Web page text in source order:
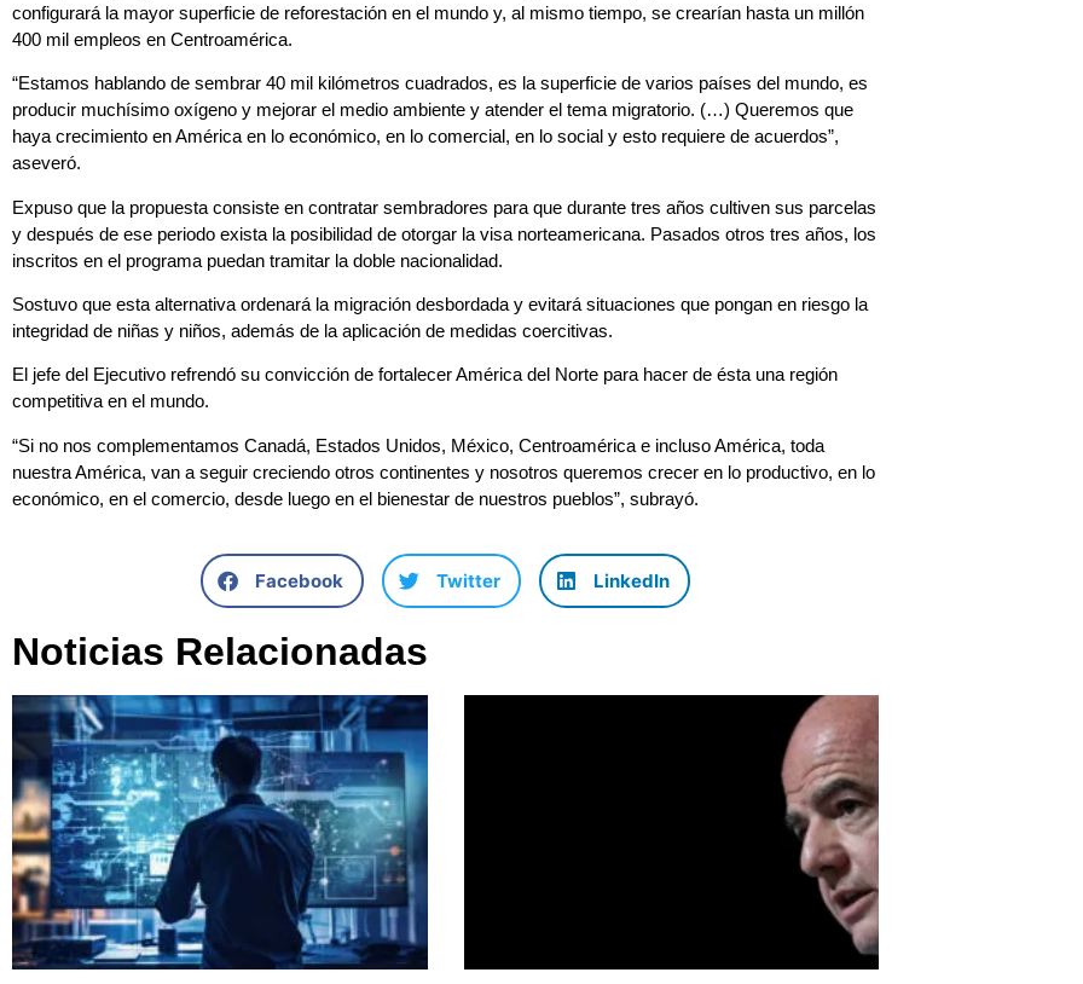
configurará la mayor superficie de reforestación en el mundo y, al mismo tiempo, se crearían hasta un millón
400 mil empleos en Centroamérica.
“Estamos hablando de sembrar 40 mil kilómetros cuadrados, es la superficie de varios países del mundo, es
producir muchísimo oxígeno y mejorar el medio ambiente y atender el tema migratorio. (…) Queremos que
haya crecimiento en América en lo económico, en lo comercial, en lo social y esto requiere de acuerdos”,
aseveró.
Expuso que la propuesta consiste en contratar sembradores para que durante tres años cultiven sus parcelas
y después de ese periodo exista la posibilidad de otorgar la visa norteamericana. Pasados otros tres años, los
inscritos en el programa puedan tramitar la doble nacionalidad.
Sostuvo que esta alternativa ordenará la migración desbordada y evitará situaciones que pongan en riesgo la
integridad de niñas y niños, además de la aplicación de medidas coercitivas.
El jefe del Ejecutivo refrendó su convicción de fortalecer América del Norte para hacer de ésta una región
competitiva en el mundo.
“Si no nos complementamos Canadá, Estados Unidos, México, Centroamérica e incluso América, toda
nuestra América, van a seguir creciendo otros continentes y nosotros queremos crecer en lo productivo, en lo
económico, en el comercio, desde luego en el bienestar de nuestros pueblos”, subrayó.
Facebook Twitter LinkedIn
Noticias Relacionadas